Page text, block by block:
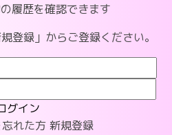
履歴を確認できます
登録」からご登録ください。
グイン
れた方 新規登録